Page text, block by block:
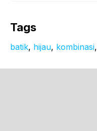
Tags
batik, hijau, kombinasi,